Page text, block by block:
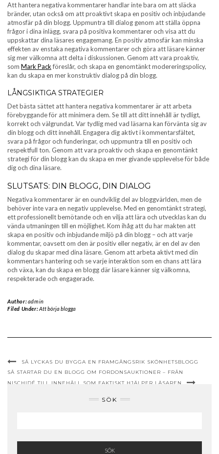
Att hantera negativa kommentarer handlar inte bara om att släcka
bränder, utan också om att proaktivt skapa en positiv och inbjudande
atmosfär på din blogg. Uppmuntra till dialog genom att ställa öppna
frågor i dina inlägg, svara på positiva kommentarer och visa att du
uppskattar dina läsares engagemang. En positiv atmosfär kan minska
effekten av enstaka negativa kommentarer och göra att läsare känner
sig mer välkomna att delta i diskussionen. Genom att vara proaktiv,
som Mark Packföreslår, och skapa en genomtänkt modereringspolicy,
kan du skapa en mer konstruktiv dialog på din blogg.
LÅNGSIKTIGA STRATEGIER
Det bästa sättet att hantera negativa kommentarer är att arbeta
förebyggande för att minimera dem. Se till att ditt innehåll är tydligt,
korrekt och välgrundat. Var tydlig med vad läsarna kan förvänta sig av
din blogg och ditt innehåll. Engagera dig aktivt i kommentarsfältet,
svara på frågor och funderingar, och uppmuntra till en positiv och
respektfull ton. Genom att vara proaktiv och skapa en genomtänkt
strategi för din blogg kan du skapa en mer givande upplevelse för både
dig och dina läsare.
SLUTSATS: DIN BLOGG, DIN DIALOG
Negativa kommentarer är en oundviklig del av bloggvärlden, men de
behöver inte vara en negativ upplevelse. Med en genomtänkt strategi,
ett professionellt bemötande och en vilja att lära och utvecklas kan du
vända utmaningen till en möjlighet. Kom ihåg att du har makten att
skapa en positiv och inbjudande miljö på din blogg – och att varje
kommentar, oavsett om den är positiv eller negativ, är en del av den
dialog du skapar med dina läsare. Genom att arbeta aktivt med din
kommentars hantering och se varje interaktion som en chans att lära
och växa, kan du skapa en blogg där läsare känner sig välkomna,
respekterade och engagerade.
Author:admin
Filed Under:Att börja blogga
SÅ LYCKAS DU BYGGA EN FRAMGÅNGSRIK SKÖNHETSBLOGG
SÅ STARTAR DU EN BLOGG OM FORDONSAUKTIONER – FRÅN
NISCHIDÉ TILL INNEHÅLL SOM FAKTISKT HJÄLPER LÄSAREN
SÖK
SÖK